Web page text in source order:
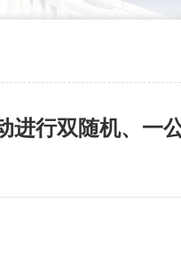
进行双随机、一